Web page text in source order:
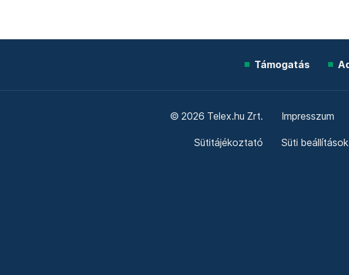
Támogatás
© 2026 Telex.hu Zrt. Impresszum
Sütitájékoztató Süti beállítások